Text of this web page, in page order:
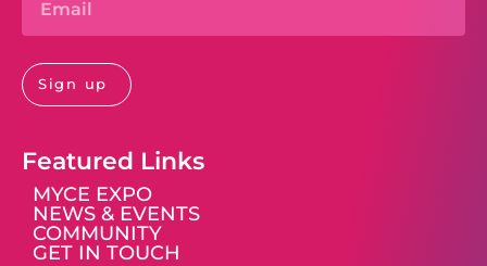
Sign up
Featured Links
MYCE EXPO
NEWS & EVENTS
COMMUNITY
GET IN TOUCH